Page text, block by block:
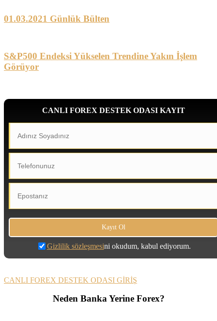
01.03.2021 Günlük Bülten
S&P500 Endeksi Yükselen Trendine Yakın İşlem
Görüyor
CANLI FOREX DESTEK ODASI KAYIT
Gizlilik sözleşmesini okudum, kabul ediyorum.
CANLI FOREX DESTEK ODASI GİRİŞ
Neden Banka Yerine Forex?